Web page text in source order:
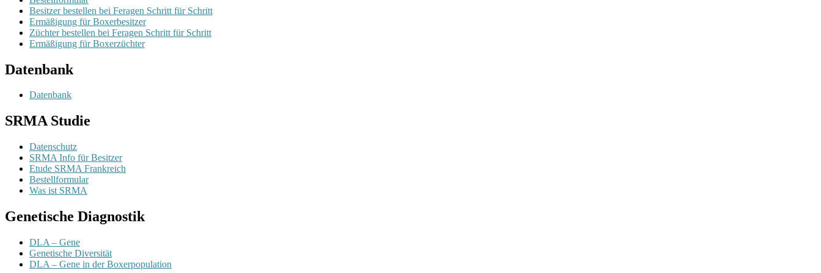
Besitzer bestellen bei Feragen Schritt für Schritt
Ermäßigung für Boxerbesitzer
Züchter bestellen bei Feragen Schritt für Schritt
Ermäßigung für Boxerzüchter
Datenbank
Datenbank
SRMA Studie
Datenschutz
SRMA Info für Besitzer
Etude SRMA Frankreich
Bestellformular
Was ist SRMA
Genetische Diagnostik
DLA – Gene
Genetische Diversität
DLA – Gene in der Boxerpopulation